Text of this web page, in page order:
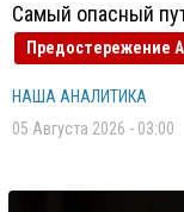
Самый опасный
Предостережение
НАША АНАЛИТИКА
05 Августа 2026 - 03:00